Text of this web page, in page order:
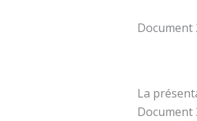
Document
La
Document